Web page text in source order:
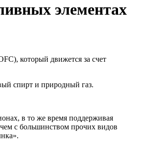
элементах
который движется за счет
спирт и природный газ.
в то же время поддерживая
с большинством прочих видов